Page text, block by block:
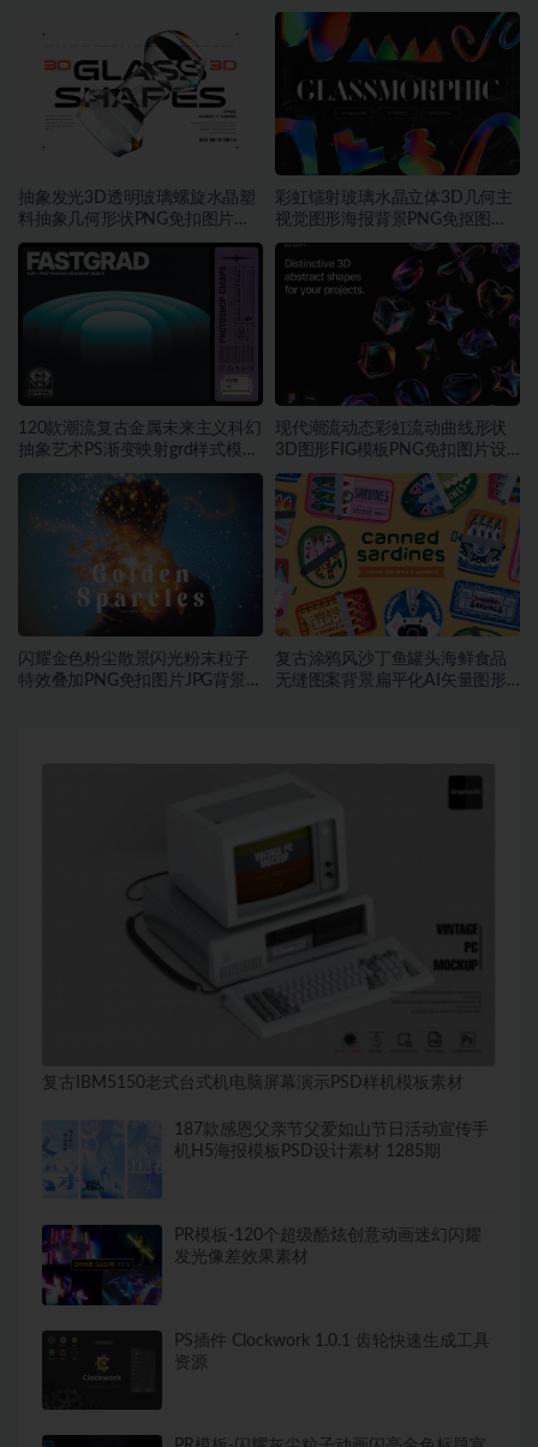
素材
抽象发光3D透明玻璃螺旋水晶塑
料抽象几何形状PNG免扣图片设
计素材
彩虹镭射玻璃水晶立体3D几何主
视觉图形海报背景PNG免抠图片
素材
120款潮流复古金属未来主义科幻
抽象艺术PS渐变映射grd样式模板
素材
现代潮流动态彩虹流动曲线形状
3D图形FIG模板PNG免扣图片设
计素材
闪耀金色粉尘散景闪光粉末粒子
特效叠加PNG免扣图片JPG背景素
复古涂鸦风沙丁鱼罐头海鲜食品
无缝图案背景扁平化AI矢量图形
复古IBM5150老式台式机电脑屏幕演示PSD样机模板素材
187款感恩父亲节父爱如山节日活动宣传手
机H5海报模板PSD设计素材 1285期
PR模板-120个超级酷炫创意动画迷幻闪耀
发光像差效果素材
PS插件 Clockwork 1.0.1 齿轮快速生成工具
资源